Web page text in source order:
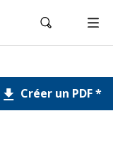
Créer un PDF *